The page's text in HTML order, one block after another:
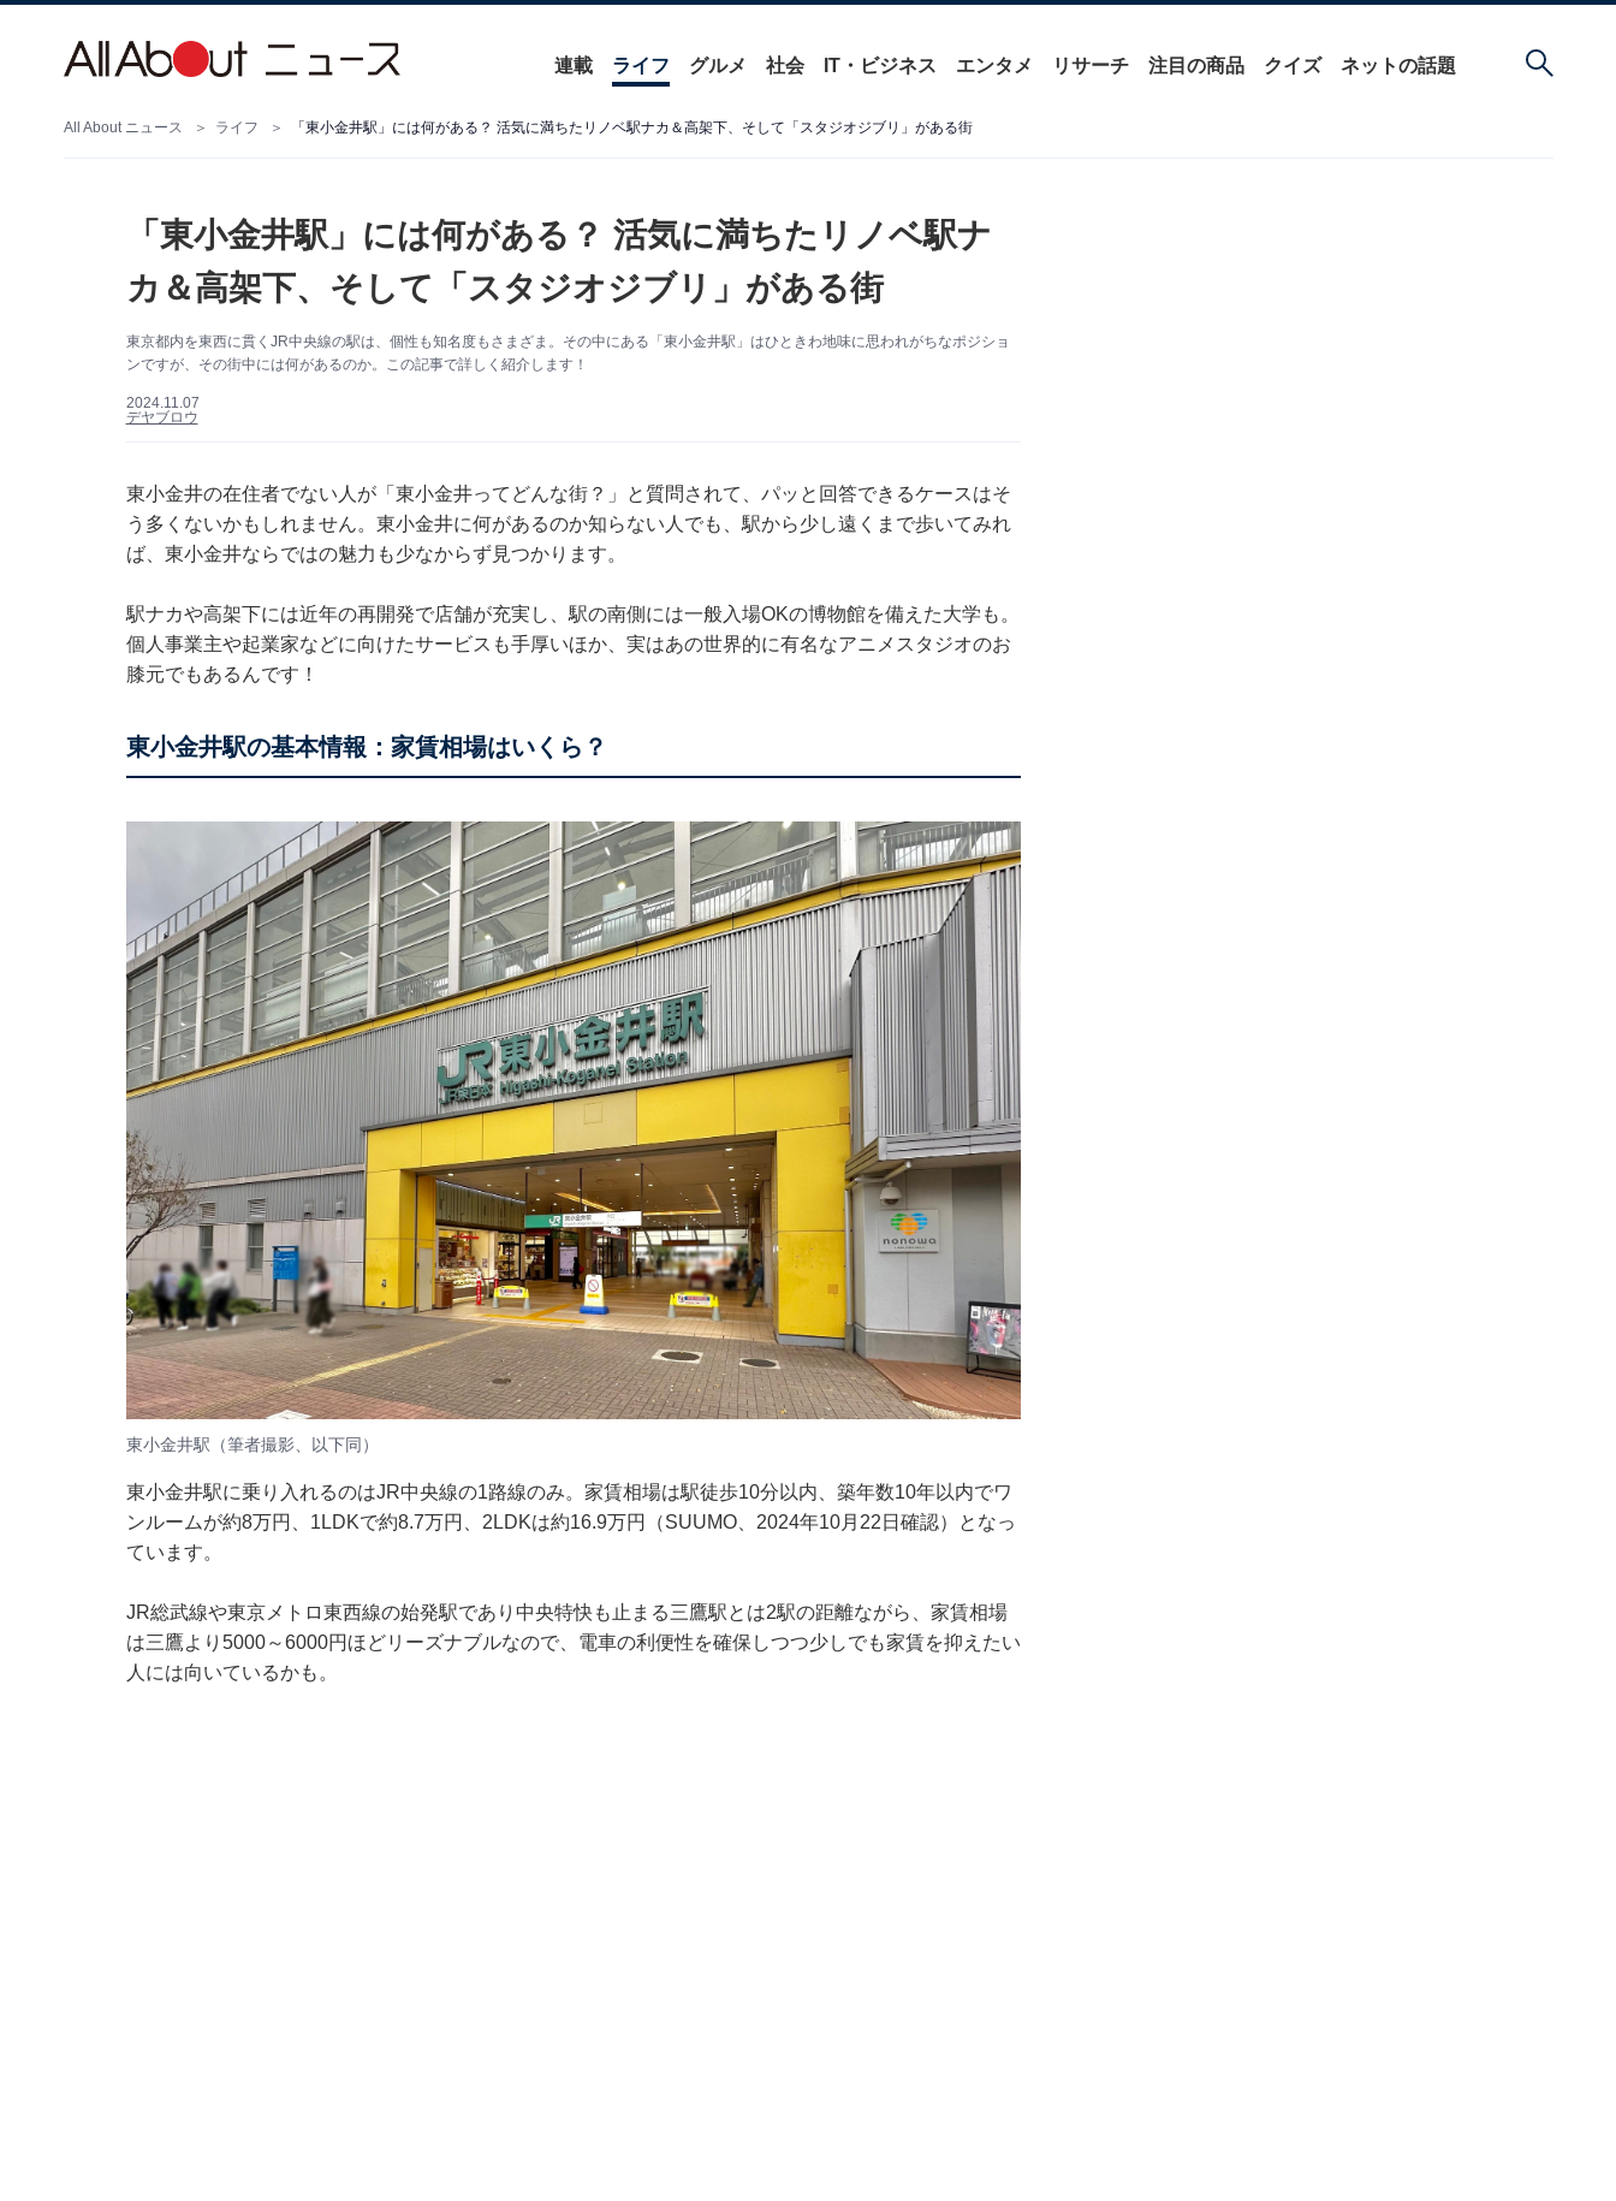
連載 ライフ グルメ 社会 IT・ビジネス エンタメ リサーチ 注目の商品 クイズ ネットの話題
All About ニュース ライフ 「東小金井駅」には何がある？ 活気に満ちたリノベ駅ナカ＆高架下、そして「スタジオジブリ」がある街
「東小金井駅」には何がある？ 活気に満ちたリノベ駅ナ
カ＆高架下、そして「スタジオジブリ」がある街
東京都内を東西に貫くJR中央線の駅は、個性も知名度もさまざま。その中にある「東小金井駅」はひときわ地味に思われがちなポジショ
ンですが、その街中には何があるのか。この記事で詳しく紹介します！
2024.11.07
デヤブロウ
東小金井の在住者でない人が「東小金井ってどんな街？」と質問されて、パッと回答できるケースはそ
う多くないかもしれません。東小金井に何があるのか知らない人でも、駅から少し遠くまで歩いてみれ
ば、東小金井ならではの魅力も少なからず見つかります。
駅ナカや高架下には近年の再開発で店舗が充実し、駅の南側には一般入場OKの博物館を備えた大学も。
個人事業主や起業家などに向けたサービスも手厚いほか、実はあの世界的に有名なアニメスタジオのお
膝元でもあるんです！
東小金井駅の基本情報：家賃相場はいくら？
東小金井駅（筆者撮影、以下同）
東小金井駅に乗り入れるのはJR中央線の1路線のみ。家賃相場は駅徒歩10分以内、築年数10年以内でワ
ンルームが約8万円、1LDKで約8.7万円、2LDKは約16.9万円（SUUMO、2024年10月22日確認）となっ
ています。
JR総武線や東京メトロ東西線の始発駅であり中央特快も止まる三鷹駅とは2駅の距離ながら、家賃相場
は三鷹より5000～6000円ほどリーズナブルなので、電車の利便性を確保しつつ少しでも家賃を抑えたい
人には向いているかも。